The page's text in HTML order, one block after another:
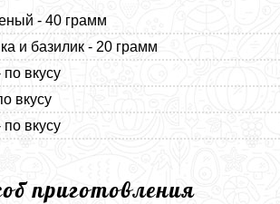
- 40 грамм
и базилик - 20 грамм
вкусу
вкусу
вкусу
приготовления